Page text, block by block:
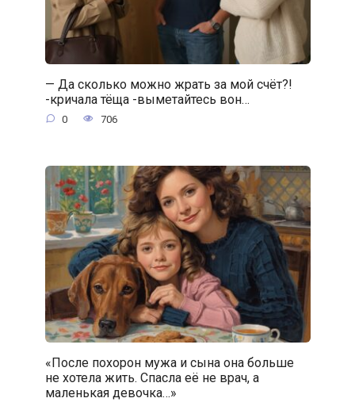
— Да сколько можно жрать за мой счёт?!
-кричала тёща -выметайтесь вон…
0 706
«После похорон мужа и сына она больше
не хотела жить. Спасла её не врач, а
маленькая девочка…»